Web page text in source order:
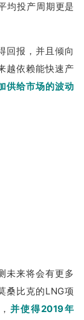
均投产周期更是
回报，并且倾向
越依赖能快速产
供给市场的波动
未来将会有更多
桑比克的LNG项
并使得2019年